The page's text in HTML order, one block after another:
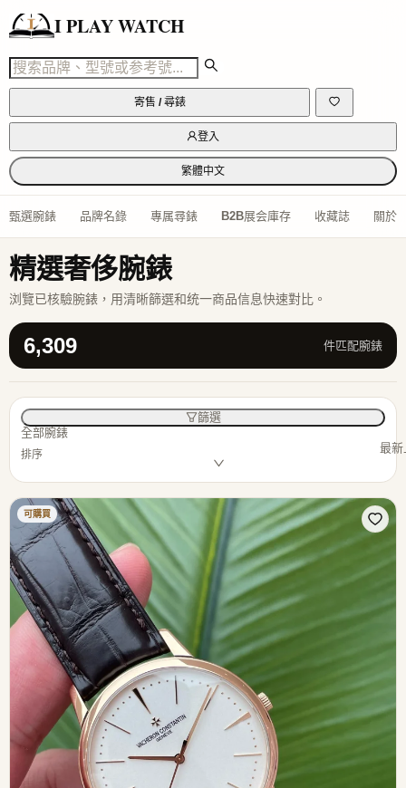
I PLAY WATCH
寄售 / 尋錶
登入
繁體中文
甄選腕錶 品牌名錄 專属尋錶 B2B展会庫存 收藏誌 關於
精選奢侈腕錶
浏覽已核驗腕錶，用清晰篩選和统一商品信息快速對比。
6,309 件匹配腕錶
篩選
全部腕錶
排序 最新
可購買